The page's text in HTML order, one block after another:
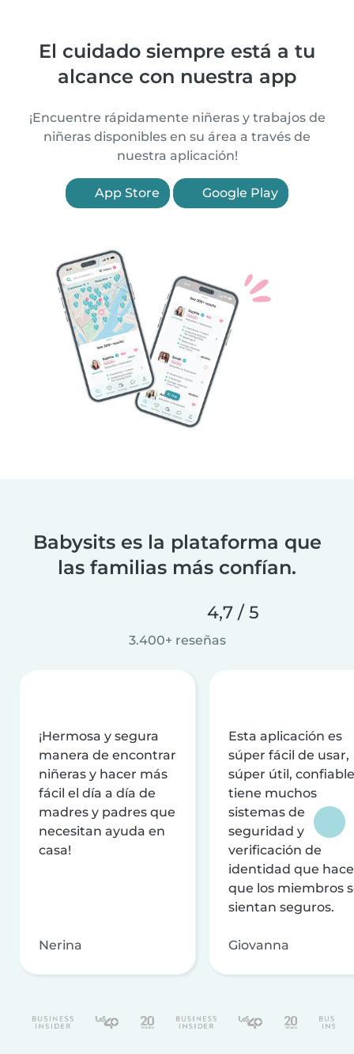
El cuidado siempre está a tu
alcance con nuestra app
¡Encuentre rápidamente niñeras y trabajos de
niñeras disponibles en su área a través de
nuestra aplicación!
App Store Google Play
Babysits es la plataforma que
las familias más confían.
4,7 / 5
3.400+ reseñas
¡Hermosa y segura
manera de encontrar
niñeras y hacer más
fácil el día a día de
madres y padres que
necesitan ayuda en
casa!
Nerina
Esta aplicación es
súper fácil de usar,
súper útil,
tiene muchos
sistemas de
seguridad y
verificación de
identidad que
que los miembros
sientan seguros.
Giovanna